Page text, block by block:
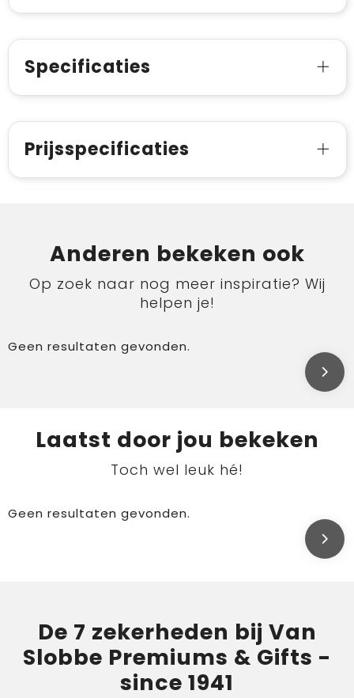
Specificaties
Prijsspecificaties
Anderen bekeken ook
Op zoek naar nog meer inspiratie? Wij
helpen je!
Geen resultaten gevonden.
Laatst door jou bekeken
Toch wel leuk hé!
Geen resultaten gevonden.
De 7 zekerheden bij Van
Slobbe Premiums & Gifts -
since 1941